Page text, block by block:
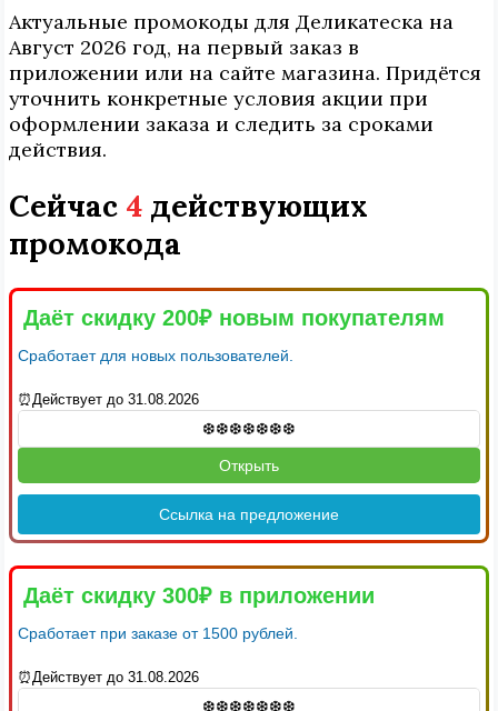
Актуальные промокоды для Деликатеска на
Август 2026 год, на первый заказ в
приложении или на сайте магазина. Придётся
уточнить конкретные условия акции при
оформлении заказа и следить за сроками
действия.
Сейчас 4 действующих
промокода
Даёт скидку 200₽ новым покупателям
Сработает для новых пользователей.
⏰Действует до 31.08.2026
Открыть
Ссылка на предложение
Даёт скидку 300₽ в приложении
Сработает при заказе от 1500 рублей.
⏰Действует до 31.08.2026